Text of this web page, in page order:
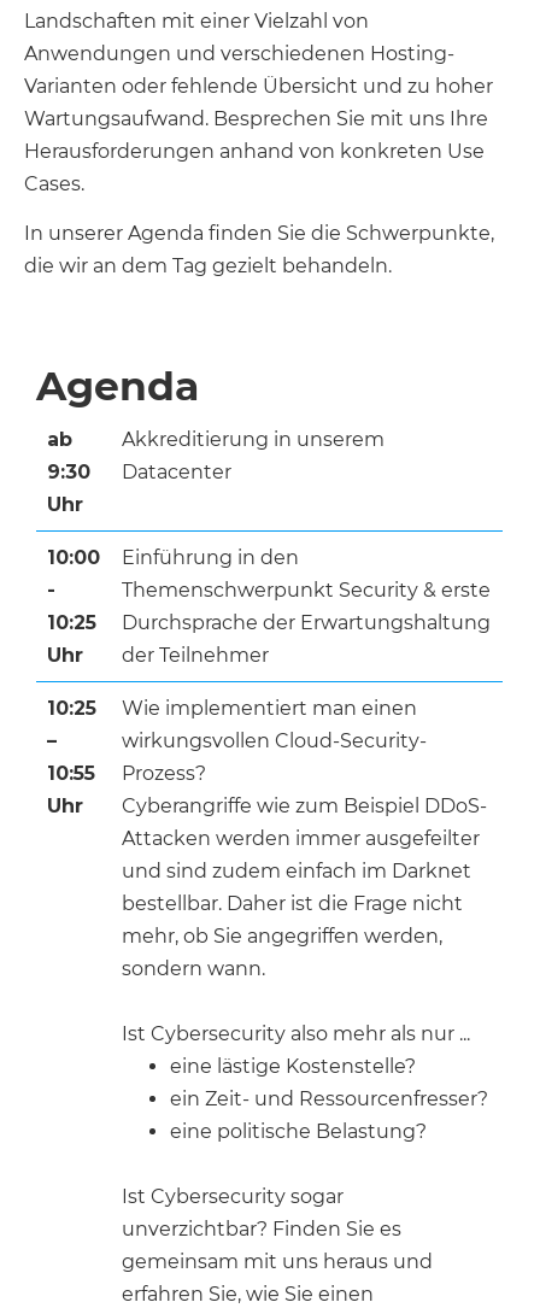
Landschaften mit einer Vielzahl von
Anwendungen und verschiedenen Hosting-
Varianten oder fehlende Übersicht und zu hoher
Wartungsaufwand. Besprechen Sie mit uns Ihre
Herausforderungen anhand von konkreten Use
Cases.
In unserer Agenda finden Sie die Schwerpunkte,
die wir an dem Tag gezielt behandeln.
Agenda
ab
9:30
Uhr
Akkreditierung in unserem
Datacenter
10:00
-
10:25
Uhr
Einführung in den
Themenschwerpunkt Security & erste
Durchsprache der Erwartungshaltung
der Teilnehmer
10:25
–
10:55
Uhr
Wie implementiert man einen
wirkungsvollen Cloud-Security-
Prozess?
Cyberangriffe wie zum Beispiel DDoS-
Attacken werden immer ausgefeilter
und sind zudem einfach im Darknet
bestellbar. Daher ist die Frage nicht
mehr, ob Sie angegriffen werden,
sondern wann.
Ist Cybersecurity also mehr als nur ...
eine lästige Kostenstelle?
ein Zeit- und Ressourcenfresser?
eine politische Belastung?
Ist Cybersecurity sogar
unverzichtbar? Finden Sie es
gemeinsam mit uns heraus und
erfahren Sie, wie Sie einen